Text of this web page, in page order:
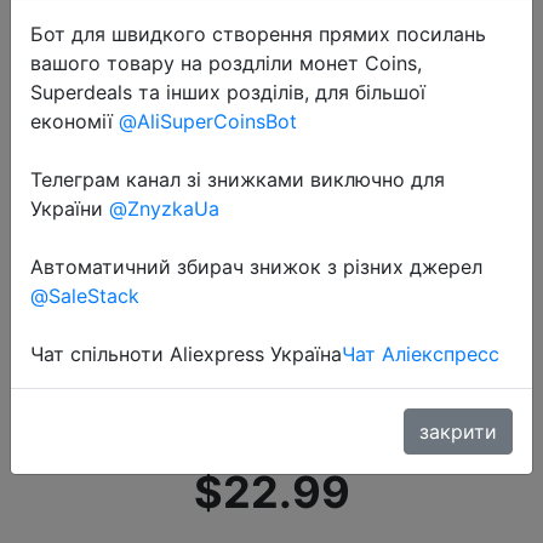
2020-07-10
Xiaomi Bebird T5 умная
визуальная палка для ушей 200
Вт Высокоточный эндоскоп IP67
перезаряжаемый детский набор
$22.99
Бот для швидкого створення прямих посилань
вашого товару на роздліли монет Coins,
Superdeals та інших розділів, для більшої
економії @AliSuperCoinsBot
Телеграм канал зі знижками виключно для
України @ZnyzkaUa
Автоматичний збирач знижок з різних джерел
@SaleStack
Чат спільноти Aliexpress УкраїнаЧат Аліекспресс
закрити